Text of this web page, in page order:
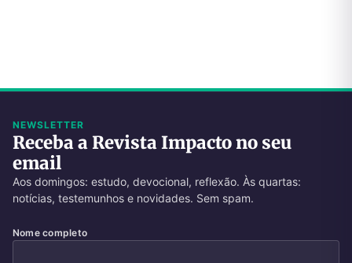
NEWSLETTER
Receba a Revista Impacto no seu
email
Aos domingos: estudo, devocional, reflexão. Às quartas:
notícias, testemunhos e novidades. Sem spam.
Nome completo